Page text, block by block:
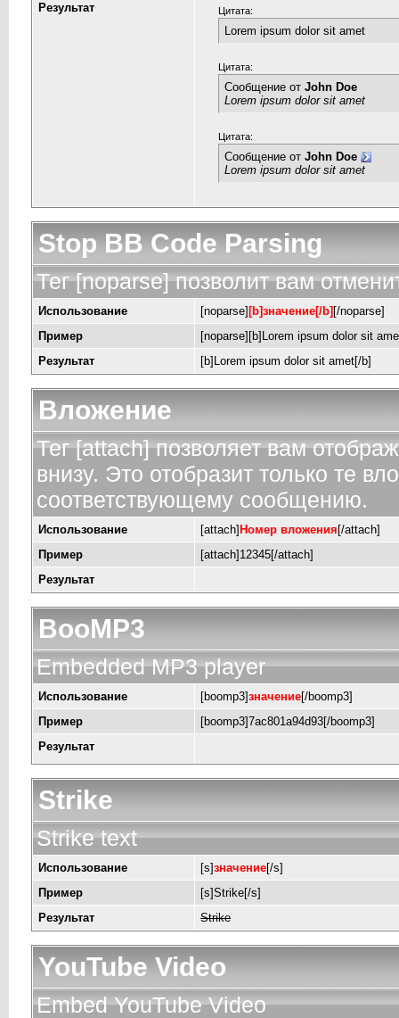
Результат Цитата:
Lorem ipsum dolor sit amet
Цитата:
Сообщение от John Doe
Lorem ipsum dolor sit amet
Цитата:
Сообщение от John Doe
Lorem ipsum dolor sit amet
Stop BB Code Parsing
Тег [noparse] позволит вам
Использование [noparse] [b]значение[/b] [/noparse]
Пример
[noparse][b]Lorem ipsum dolor sit
Результат
[b]Lorem ipsum dolor sit amet[/b]
Вложение
Тег [attach] позволяет вам
внизу. Это отобразит только те
соответствующему сообщению.
Использование [attach] Номер вложения [/attach]
Пример
[attach]12345[/attach]
Результат
BooMP3
Embedded MP3 player
Использование [boomp3]значение[/boomp3]
Пример
[boomp3]7ac801a94d93[/boomp3]
Результат
Strike
Strike text
Использование [s]значение[/s]
Пример
[s]Strike[/s]
Результат
Strike
YouTube Video
Embed YouTube Video